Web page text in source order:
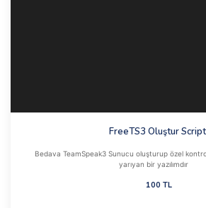
FreeTS3 Oluştur
Bedava TeamSpeak3 Sunucu oluşturup özel
yarıyan bir yazılımdır
100 TL